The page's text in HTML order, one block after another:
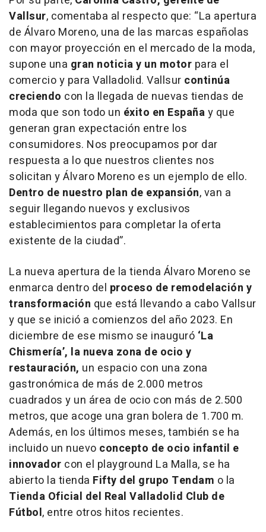
Vallsur, comentaba al respecto que: “La apertura
de Álvaro Moreno, una de las marcas españolas
con mayor proyección en el mercado de la moda,
supone una gran noticia y un motor para el
comercio y para Valladolid. Vallsur continúa
creciendo con la llegada de nuevas tiendas de
moda que son todo un éxito en Españay que
generan gran expectación entre los
consumidores. Nos preocupamos por dar
respuesta a lo que nuestros clientes nos
solicitan y Álvaro Moreno es un ejemplo de ello.
Dentro de nuestro plan de expansión, van a
seguir llegando nuevos y exclusivos
establecimientos para completar la oferta
existente de la ciudad”.
La nueva apertura de la tienda Álvaro Moreno se
enmarca dentro del proceso de remodelación y
transformación que está llevando a cabo Vallsur
y que se inició a comienzos del año 2023. En
diciembre de ese mismo se inauguró ‘La
Chismería’, la nueva zona de ocio y
restauración, un espacio con una zona
gastronómica de más de 2.000 metros
cuadrados y un área de ocio con más de 2.500
metros, que acoge una gran bolera de 1.700 m.
Además, en los últimos meses, también se ha
incluido un nuevo concepto de ocio infantil e
innovador con el playground La Malla, se ha
abierto la tienda Fifty del grupo Tendam o la
Tienda Oficial del Real Valladolid Club de
Fútbol, entre otros hitos recientes.